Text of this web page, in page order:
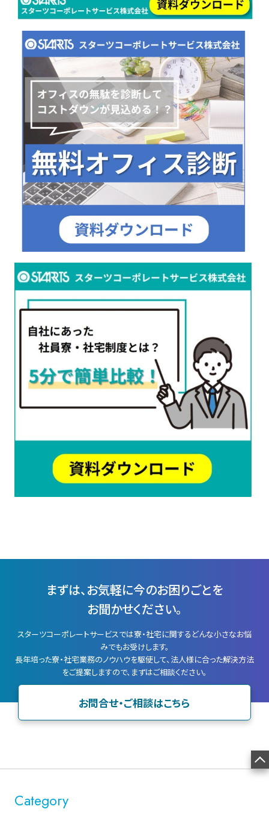
まずは、お気軽に今のお困りごとを
お聞かせください。
スターツコーポレートサービスでは寮・社宅に関するどんな小さなお悩
みでもお受けします。
長年培った寮・社宅業務のノウハウを駆使して、法人様に合った解決方法
をご提案しますので、まずはご相談ください。
お問合せ・ご相談はこちら
Category